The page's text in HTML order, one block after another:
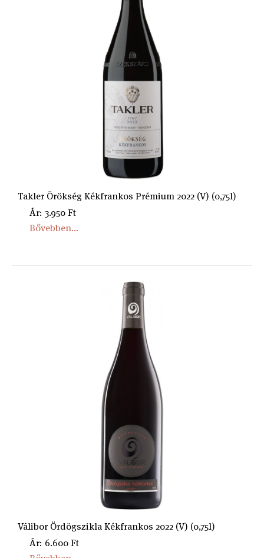
Takler Örökség Kékfrankos Prémium 2022 (V) (0,75l)
Ár: 3.950 Ft
Bővebben...
Válibor Ördögszikla Kékfrankos 2022 (V) (0,75l)
Ár: 6.600 Ft